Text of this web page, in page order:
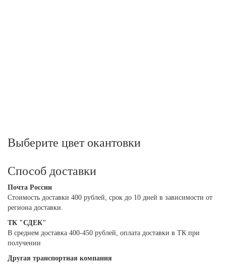
Выберите цвет окантовки
Способ доставки
Почта России
Cтоимость доставки 400 рублей, срок до 10 дней в зависимости от
региона доставки.
ТК "СДЕК"
В среднем доставка 400-450 рублей, оплата доставки в ТК при
получении
Другая транспортная компания